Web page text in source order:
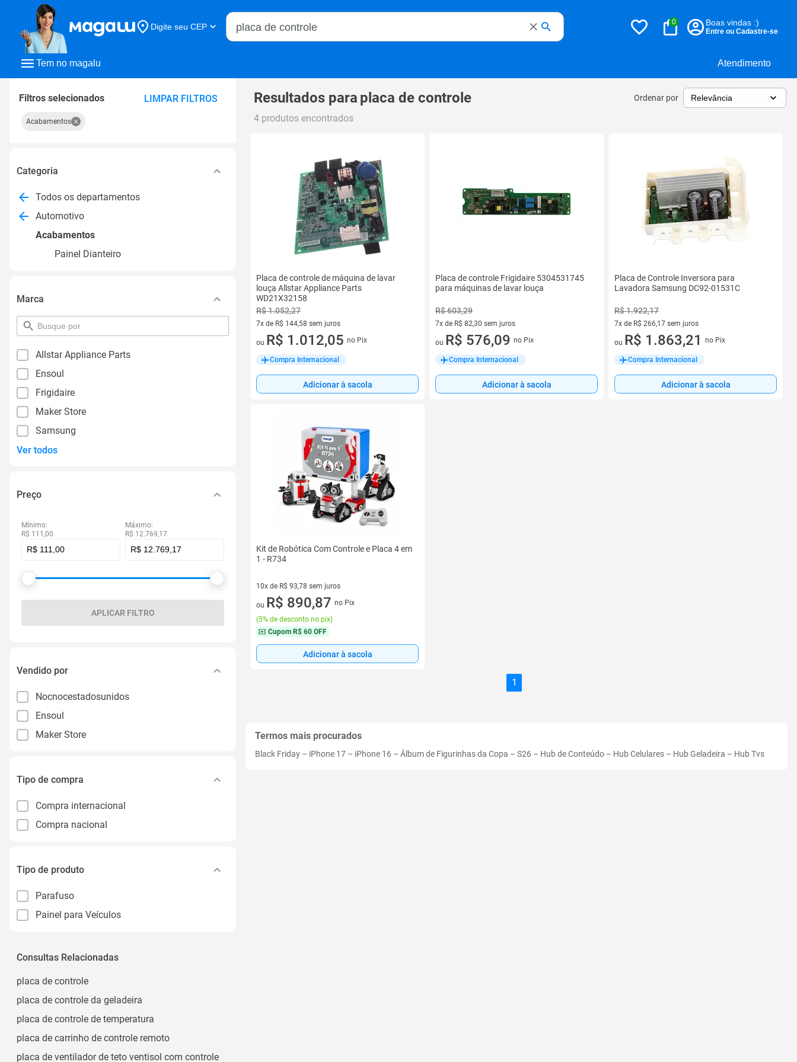
Tem no magalu Atendimento
Digite seu CEP
Buscar no Magalu
0 Boas vindas :)
Entre ou Cadastre-se
Filtros selecionados LIMPAR FILTROS
Acabamentos
Categoria
Todos os departamentos
Automotivo
Acabamentos
Painel Dianteiro
Marca
pesquisar
por
Allstar Appliance Parts
Ensoul
Frigidaire
Maker Store
Samsung
Ver todos
Preço
Mínimo:
R$ 111,00
Máximo:
R$ 12.769,17
APLICAR FILTRO
Vendido por
Nocnocestadosunidos
Ensoul
Maker Store
Tipo de compra
Compra internacional
Compra nacional
Tipo de produto
Parafuso
Painel para Veículos
Consultas Relacionadas
placa de controle
placa de controle da geladeira
placa de controle de temperatura
placa de carrinho de controle remoto
placa de ventilador de teto ventisol com controle
Resultados para placa de controle Ordenar por
4 produtos encontrados
Placa de controle de máquina de lavar
louça Allstar Appliance Parts
WD21X32158
R$ 1.052,27
7x de R$ 144,58 sem juros
7 vez de R$ 144,58 sem juros
ou R$ 1.012,05 no Pix
Compra Internacional
Adicionar à sacola
Placa de controle Frigidaire 5304531745
para máquinas de lavar louça
R$ 603,29
7x de R$ 82,30 sem juros
7 vez de R$ 82,30 sem juros
ou R$ 576,09 no Pix
Compra Internacional
Adicionar à sacola
Placa de Controle Inversora para
Lavadora Samsung DC92-01531C
R$ 1.922,17
7x de R$ 266,17 sem juros
7 vez de R$ 266,17 sem juros
ou R$ 1.863,21 no Pix
Compra Internacional
Adicionar à sacola
Kit de Robótica Com Controle e Placa 4 em
1 - R734
10x de R$ 93,78 sem juros
10 vez de R$ 93,78 sem juros
ou R$ 890,87 no Pix
(5% de desconto no pix)
Cupom R$ 60 OFF
Adicionar à sacola
1
Termos mais procurados
Black Friday – iPhone 17 – iPhone 16 – Álbum de Figurinhas da Copa – S26 – Hub de Conteúdo – Hub Celulares – Hub Geladeira – Hub Tvs